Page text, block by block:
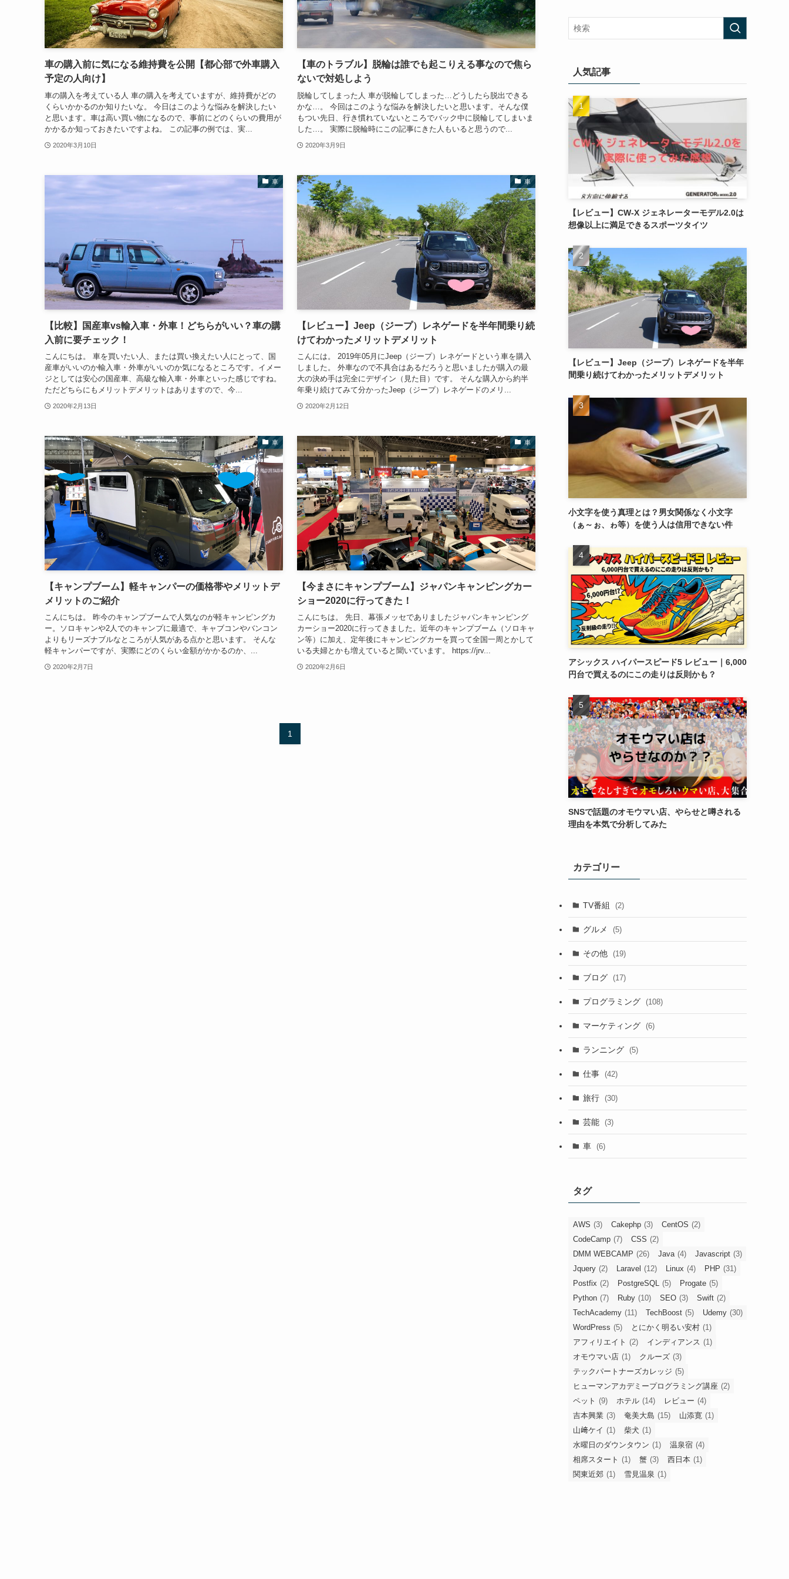
車の購入前に気になる維持費を公開【都心部で外車購入
予定の人向け】
車の購入を考えている人 車の購入を考えていますが、維持費がどの
くらいかかるのか知りたいな。 今日はこのような悩みを解決したい
と思います。車は高い買い物になるので、事前にどのくらいの費用が
かかるか知っておきたいですよね。 この記事の例では、実...
2020年3月10日
【車のトラブル】脱輪は誰でも起こりえる事なので焦ら
ないで対処しよう
脱輪してしまった人 車が脱輪してしまった…どうしたら脱出できる
かな…。 今回はこのような悩みを解決したいと思います。そんな僕
もつい先日、行き慣れていないところでバック中に脱輪してしまいま
した…。 実際に脱輪時にこの記事にきた人もいると思うので...
2020年3月9日
車
【比較】国産車vs輸入車・外車！どちらがいい？車の購
入前に要チェック！
こんにちは。 車を買いたい人、または買い換えたい人にとって、国
産車がいいのか輸入車・外車がいいのか気になるところです。イメー
ジとしては安心の国産車、高級な輸入車・外車といった感じですね。
ただどちらにもメリットデメリットはありますので、今...
2020年2月13日
車
【レビュー】Jeep（ジープ）レネゲードを半年間乗り続
けてわかったメリットデメリット
こんには。 2019年05月にJeep（ジープ）レネゲードという車を購入
しました。 外車なので不具合はあるだろうと思いましたが購入の最
大の決め手は完全にデザイン（見た目）です。 そんな購入から約半
年乗り続けてみて分かったJeep（ジープ）レネゲードのメリ...
2020年2月12日
車
【キャンプブーム】軽キャンパーの価格帯やメリットデ
メリットのご紹介
こんにちは。 昨今のキャンプブームで人気なのが軽キャンピングカ
ー。ソロキャンや2人でのキャンプに最適で、キャブコンやバンコン
よりもリーズナブルなところが人気がある点かと思います。 そんな
軽キャンパーですが、実際にどのくらい金額がかかるのか、...
2020年2月7日
車
【今まさにキャンプブーム】ジャパンキャンピングカー
ショー2020に行ってきた！
こんにちは。 先日、幕張メッセでありましたジャパンキャンピング
カーショー2020に行ってきました。近年のキャンプブーム（ソロキャ
ン等）に加え、定年後にキャンピングカーを買って全国一周とかして
いる夫婦とかも増えていると聞いています。 https://jrv...
2020年2月6日
1
人気記事
【レビュー】CW-X ジェネレーターモデル2.0は
想像以上に満足できるスポーツタイツ
【レビュー】Jeep（ジープ）レネゲードを半年
間乗り続けてわかったメリットデメリット
小文字を使う真理とは？男女関係なく小文字
（ぁ～ぉ、ゎ等）を使う人は信用できない件
アシックス ハイパースピード5 レビュー｜6,000
円台で買えるのにこの走りは反則かも？
SNSで話題のオモウマい店、やらせと噂される
理由を本気で分析してみた
カテゴリー
TV番組 (2)
グルメ (5)
その他 (19)
ブログ (17)
プログラミング (108)
マーケティング (6)
ランニング (5)
仕事 (42)
旅行 (30)
芸能 (3)
車 (6)
タグ
AWS (3) Cakephp (3) CentOS (2)
CodeCamp (7) CSS (2)
DMM WEBCAMP (26) Java (4) Javascript (3)
Jquery (2) Laravel (12) Linux (4) PHP (31)
Postfix (2) PostgreSQL (5) Progate (5)
Python (7) Ruby (10) SEO (3) Swift (2)
TechAcademy (11) TechBoost (5) Udemy (30)
WordPress (5) とにかく明るい安村 (1)
アフィリエイト (2) インディアンス (1)
オモウマい店 (1) クルーズ (3)
テックパートナーズカレッジ (5)
ヒューマンアカデミープログラミング講座 (2)
ペット (9) ホテル (14) レビュー (4)
吉本興業 (3) 奄美大島 (15) 山添寛 (1)
山﨑ケイ (1) 柴犬 (1)
水曜日のダウンタウン (1) 温泉宿 (4)
相席スタート (1) 蟹 (3) 西日本 (1)
関東近郊 (1) 雪見温泉 (1)